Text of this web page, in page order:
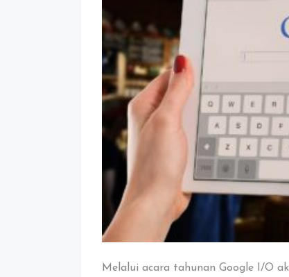
Melalui acara tahunan Google I/O